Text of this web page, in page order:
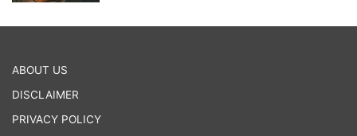
ABOUT US
DISCLAIMER
PRIVACY POLICY